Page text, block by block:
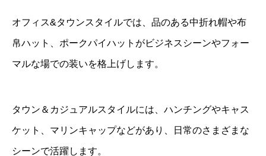
オフィス&タウンスタイルでは、品のある中折れ帽や布
帛ハット、ポークパイハットがビジネスシーンやフォー
マルな場での装いを格上げします。
タウン＆カジュアルスタイルには、ハンチングやキャス
ケット、マリンキャップなどがあり、日常のさまざまな
シーンで活躍します。